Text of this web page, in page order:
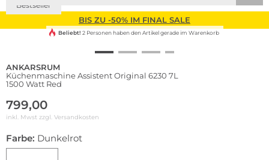
BIS ZU -50% IM FINAL SALE
Bestseller
Beliebt! 2 Personen haben den Artikel gerade im Warenkorb
ANKARSRUM
Küchenmaschine Assistent Original 6230 7L
1500 Watt Red
799,00
inkl. Mwst zzgl. Versandkosten
Farbe: Dunkelrot